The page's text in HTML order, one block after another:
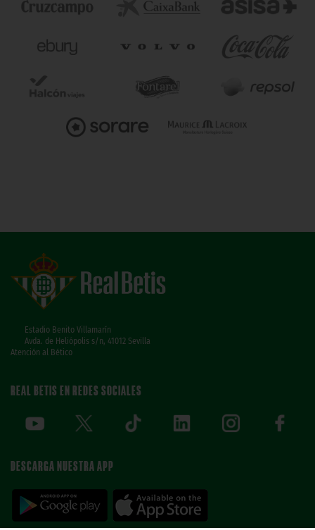
Estadio Benito Villamarín
Avda. de Heliópolis s/n, 41012 Sevilla
Atención al Bético
REAL BETIS EN REDES SOCIALES
DESCARGA NUESTRA APP